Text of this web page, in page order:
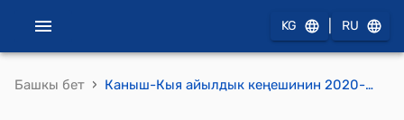
KG RU
Башкы бет › Каныш-Кыя айылдык кеңешинин 2020-жылдын 12-ноябрындагы № 19 "Кошумча жумуштарга каражат бөлүп берүү жөнүндө" токтому